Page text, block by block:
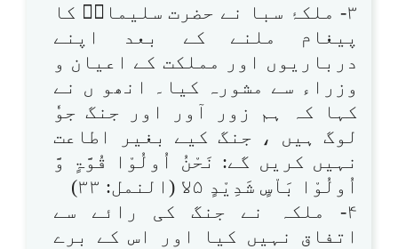
۳- ملکۂ سبا نے حضرت سلیمانؑ کا
پیغام ملنے کے بعد اپنے
درباریوں اور مملکت کے اعیان و
وزراء سے مشورہ کیا۔ انھو ں نے
کہا کہ ہم زور آور اور جنگ جوٗ
لوگ ہیں ، جنگ کیے بغیر اطاعت
نہیں کریں گے: نَحْنُ اُولُوْا قُوَّۃٍ وَّ
اُولُوْا بَاْسٍ شَدِیْدٍ ۵لا (النمل: ۳۳)
۴- ملکہ نے جنگ کی رائے سے
اتفاق نہیں کیا اور اس کے برے